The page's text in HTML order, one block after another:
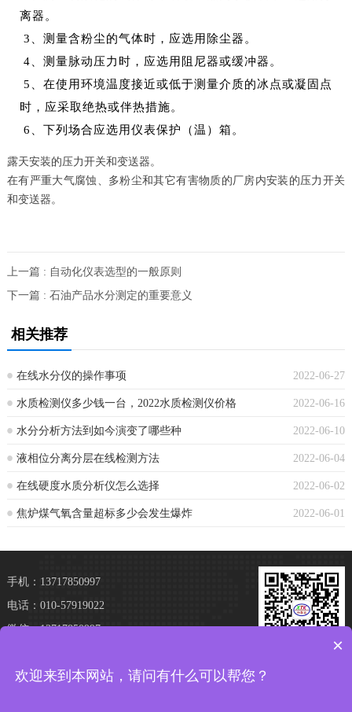
离器。
3、测量含粉尘的气体时，应选用除尘器。
4、测量脉动压力时，应选用阻尼器或缓冲器。
5、在使用环境温度接近或低于测量介质的冰点或凝固点
时，应采取绝热或伴热措施。
6、下列场合应选用仪表保护（温）箱。
露天安装的压力开关和变送器。
在有严重大气腐蚀、多粉尘和其它有害物质的厂房内安装的压力开关
和变送器。
上一篇 : 自动化仪表选型的一般原则
下一篇 : 石油产品水分测定的重要意义
相关推荐
2022-06-27
在线水分仪的操作事项
2022-06-16
水质检测仪多少钱一台，2022水质检测仪价格
2022-06-10
水分分析方法到如今演变了哪些种
2022-06-04
液相位分离分层在线检测方法
2022-06-02
在线硬度水质分析仪怎么选择
2022-06-01
焦炉煤气氧含量超标多少会发生爆炸
手机：13717850997
电话：010-57919022
微信：13717850997
号院15号楼502
×
欢迎来到本网站，请问有什么可以帮您？